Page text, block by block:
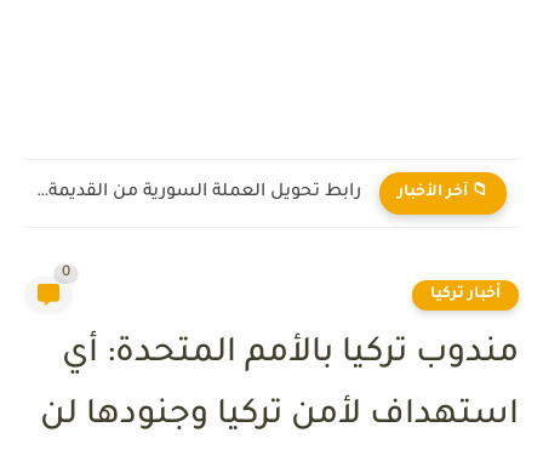
📁 آخر الأخبار رابط تحويل العملة السورية من القديمة إلى الجديدة 2026
أخبار تركيا
0
مندوب تركيا بالأمم المتحدة: أي
استهداف لأمن تركيا وجنودها لن